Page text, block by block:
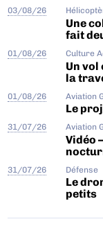
03/08/26
Une
fait
01/08/26 Culture
Un
la
01/08/26 Aviation
Le
31/07/26 Aviation
Vidéo
31/07/26 Défense
Le
petits